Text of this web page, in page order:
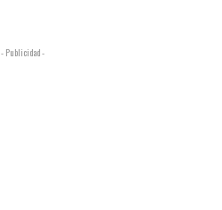
- Publicidad -